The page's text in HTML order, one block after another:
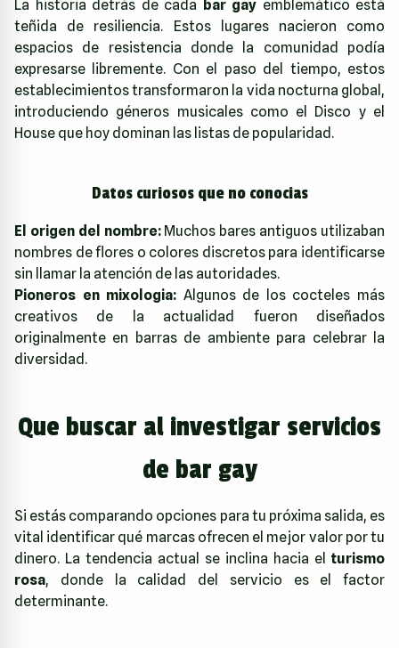
La historia detrás de cada bar gay emblemático está
teñida de resiliencia. Estos lugares nacieron como
espacios de resistencia donde la comunidad podía
expresarse libremente. Con el paso del tiempo, estos
establecimientos transformaron la vida nocturna global,
introduciendo géneros musicales como el Disco y el
House que hoy dominan las listas de popularidad.
Datos curiosos que no conocias
El origen del nombre:Muchos bares antiguos utilizaban
nombres de flores o colores discretos para identificarse
sin llamar la atención de las autoridades.
Pioneros en mixologia: Algunos de los cocteles más
creativos de la actualidad fueron diseñados
originalmente en barras de ambiente para celebrar la
diversidad.
Que buscar al investigar servicios
de bar gay
Si estás comparando opciones para tu próxima salida, es
vital identificar qué marcas ofrecen el mejor valor por tu
dinero. La tendencia actual se inclina hacia el turismo
rosa, donde la calidad del servicio es el factor
determinante.